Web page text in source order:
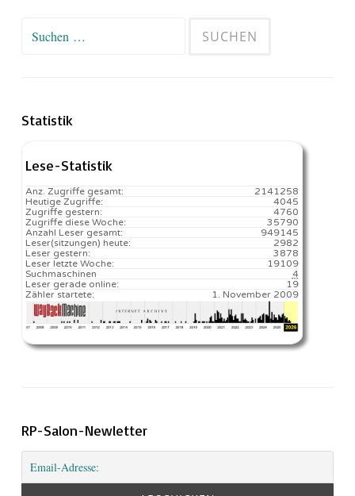
Suchen
Statistik
Lese-Statistik
2141258
Anz. Zugriffe gesamt:
4045
Heutige Zugriffe:
4760
Zugriffe gestern:
35790
Zugriffe diese Woche:
949145
Anzahl Leser gesamt:
2982️
Leser(sitzungen) heute:
3878
Leser gestern:
19109️
Leser letzte Woche:
4
Suchmaschinen
19
Leser gerade online:
1. November 2009
Zähler startete:
RP-Salon-Newletter